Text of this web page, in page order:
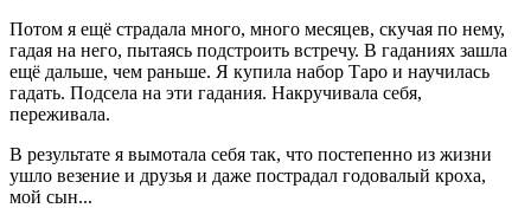
Потом я ещё страдала много, много месяцев, скучая по нему,
гадая на него, пытаясь подстроить встречу. В гаданиях зашла
ещё дальше, чем раньше. Я купила набор Таро и научилась
гадать. Подсела на эти гадания. Накручивала себя,
переживала.
В результате я вымотала себя так, что постепенно из жизни
ушло везение и друзья и даже пострадал годовалый кроха,
мой сын...